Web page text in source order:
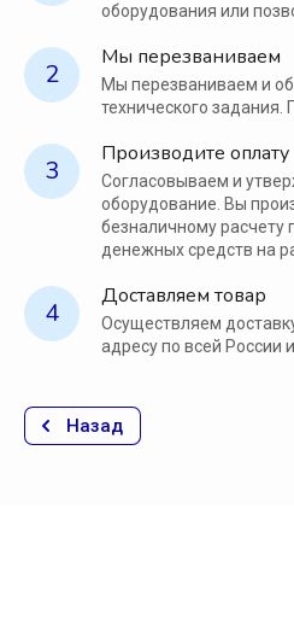
оборудования или
2
Мы перезваниваем
Мы перезваниваем и
технического
3
Производите оплату
Согласовываем и
оборудование. Вы
безналичному расчету
денежных средств на
4
Доставляем товар
Осуществляем
адресу по всей России
Назад